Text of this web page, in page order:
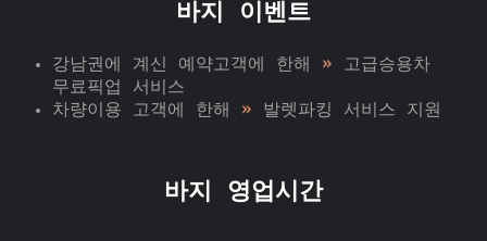
바지 이벤트
강남권에 계신 예약고객에 한해 » 고급승용차
무료픽업 서비스
차량이용 고객에 한해 » 발렛파킹 서비스 지원
바지 영업시간